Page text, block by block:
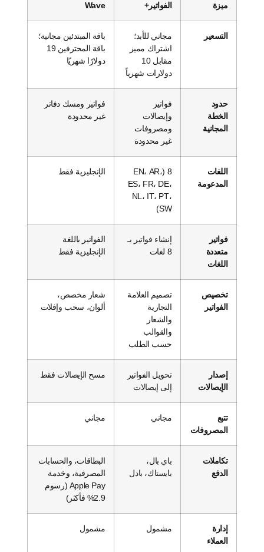
ميزة الفواتير+ Wave
التسعير
مجاني للأبد؛
اشتراك مميز
مقابل 10
دولارات شهرياً
باقة المبتدئين مجانية؛
باقة المحترفين 19
دولارًا شهريًا
حدود
الخطة
المجانية
فواتير
وإيصالات
ومصروفات
غير محدودة
فواتير ومسك دفاتر
غير محدودة
اللغات
المدعومة
8 (EN، AR،
ES، FR، DE،
NL، IT، PT،
SW)
الإنجليزية فقط
فواتير
متعددة
اللغات
إنشاء فواتير بـ
8 لغات
الفواتير باللغة
الإنجليزية فقط
تخصيص
الفواتير
تصميم العلامة
التجارية
والشعار
والقوالب
حسب الطلب
شعار مخصص،
ألوان، سحب وإفلات
إصدار
الإيصالات
تحويل الفواتير
إلى إيصالات
مسح الإيصالات فقط
تتبع
المصروفات
مجاني مجاني
تكاملات
الدفع
باي بال،
بايستاك، بادل
البطاقات، والحسابات
المصرفية، وخدمة
Apple Pay (رسوم
2.9% فأكثر)
إدارة
العملاء
مشمول مشمول